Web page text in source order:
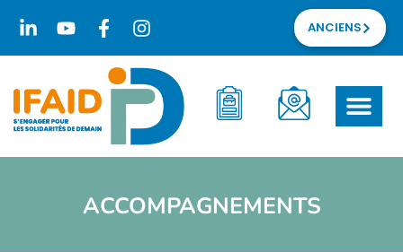
ANCIENS
ACCOMPAGNEMENTS